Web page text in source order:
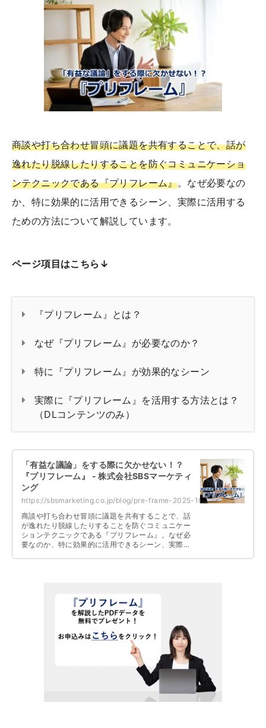
商談や打ち合わせ冒頭に議題を共有することで、話が
逸れたり脱線したりすることを防ぐコミュニケーショ
ンテクニックである『プリフレーム』。なぜ必要なの
か、特に効果的に活用できるシーン、実際に活用する
ための方法について解説しています。
ページ項目はこちら↓
『プリフレーム』とは？
なぜ『プリフレーム』が必要なのか？
特に『プリフレーム』が効果的なシーン
実際に『プリフレーム』を活用する方法とは？
（DLコンテンツのみ）
「有益な議論」をする際に欠かせない！？
『プリフレーム』 - 株式会社SBSマーケティ
ング
https://sbsmarketing.co.jp/blog/pre-frame-2025-10/
商談や打ち合わせ冒頭に議題を共有することで、話
が逸れたり脱線したりすることを防ぐコミュニケー
ションテクニックである『プリフレーム』。なぜ必
要なのか、特に効果的に活用できるシーン、実際に